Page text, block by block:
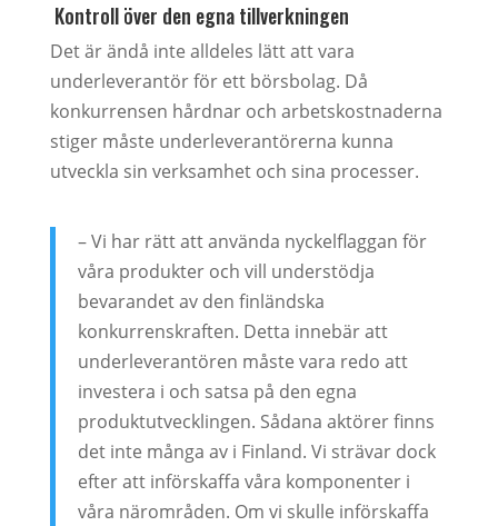
Kontroll över den egna tillverkningen
Det är ändå inte alldeles lätt att vara
underleverantör för ett börsbolag. Då
konkurrensen hårdnar och arbetskostnaderna
stiger måste underleverantörerna kunna
utveckla sin verksamhet och sina processer.
– Vi har rätt att använda nyckelflaggan för
våra produkter och vill understödja
bevarandet av den finländska
konkurrenskraften. Detta innebär att
underleverantören måste vara redo att
investera i och satsa på den egna
produktutvecklingen. Sådana aktörer finns
det inte många av i Finland. Vi strävar dock
efter att införskaffa våra komponenter i
våra närområden. Om vi skulle införskaffa